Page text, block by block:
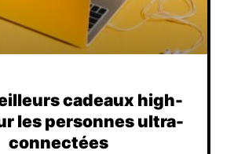
cadeaux high-
les personnes ultra-
connectées